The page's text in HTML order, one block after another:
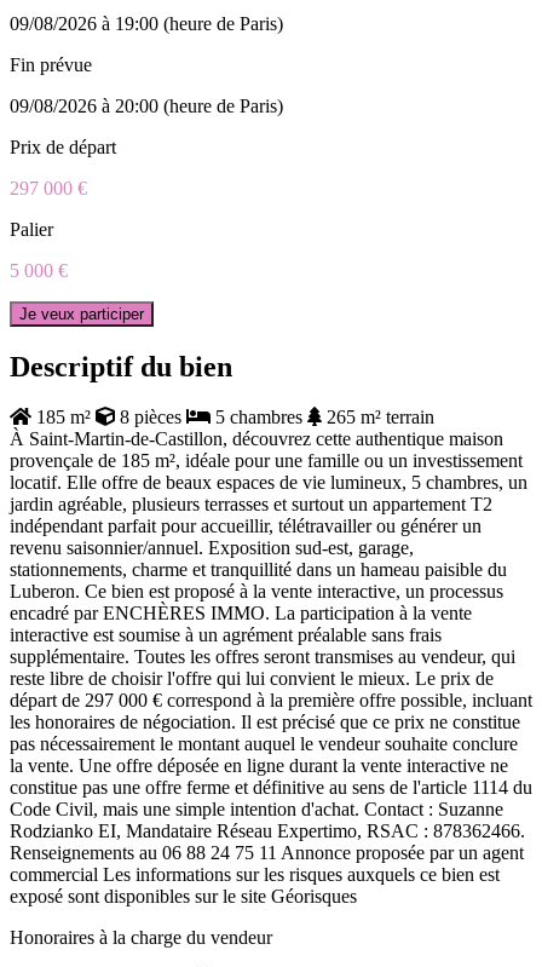
09/08/2026 à 19:00 (heure de Paris)
Fin prévue
09/08/2026 à 20:00 (heure de Paris)
Prix de départ
297 000 €
Palier
5 000 €
Je veux participer
Descriptif du bien
185 m² 8 pièces 5 chambres
265 m² terrain
À Saint‑Martin‑de‑Castillon, découvrez cette authentique maison
provençale de 185 m², idéale pour une famille ou un investissement
locatif. Elle offre de beaux espaces de vie lumineux, 5 chambres, un
jardin agréable, plusieurs terrasses et surtout un appartement T2
indépendant parfait pour accueillir, télétravailler ou générer un
revenu saisonnier/annuel. Exposition sud‑est, garage,
stationnements, charme et tranquillité dans un hameau paisible du
Luberon. Ce bien est proposé à la vente interactive, un processus
encadré par ENCHÈRES IMMO. La participation à la vente
interactive est soumise à un agrément préalable sans frais
supplémentaire. Toutes les offres seront transmises au vendeur, qui
reste libre de choisir l'offre qui lui convient le mieux. Le prix de
départ de 297 000 € correspond à la première offre possible, incluant
les honoraires de négociation. Il est précisé que ce prix ne constitue
pas nécessairement le montant auquel le vendeur souhaite conclure
la vente. Une offre déposée en ligne durant la vente interactive ne
constitue pas une offre ferme et définitive au sens de l'article 1114 du
Code Civil, mais une simple intention d'achat. Contact : Suzanne
Rodzianko EI, Mandataire Réseau Expertimo, RSAC : 878362466.
Renseignements au 06 88 24 75 11 Annonce proposée par un agent
commercial Les informations sur les risques auxquels ce bien est
exposé sont disponibles sur le site Géorisques
Honoraires à la charge du vendeur